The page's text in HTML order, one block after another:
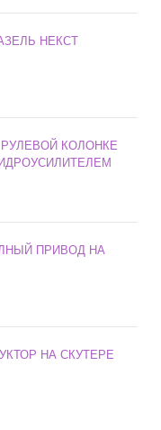
НЕКСТ
КОЛОНКЕ
ПРИВОД НА
НА СКУТЕРЕ